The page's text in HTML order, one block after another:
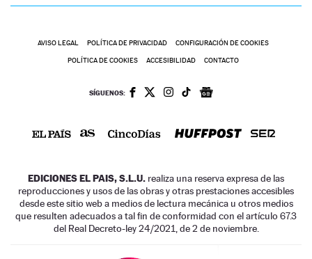
AVISO LEGAL POLÍTICA DE PRIVACIDAD CONFIGURACIÓN DE COOKIES
POLÍTICA DE COOKIES ACCESIBILIDAD CONTACTO
SÍGUENOS:
EDICIONES EL PAIS, S.L.U. realiza una reserva expresa de las
reproducciones y usos de las obras y otras prestaciones accesibles
desde este sitio web a medios de lectura mecánica u otros medios
que resulten adecuados a tal fin de conformidad con el artículo 67.3
del Real Decreto-ley 24/2021, de 2 de noviembre.